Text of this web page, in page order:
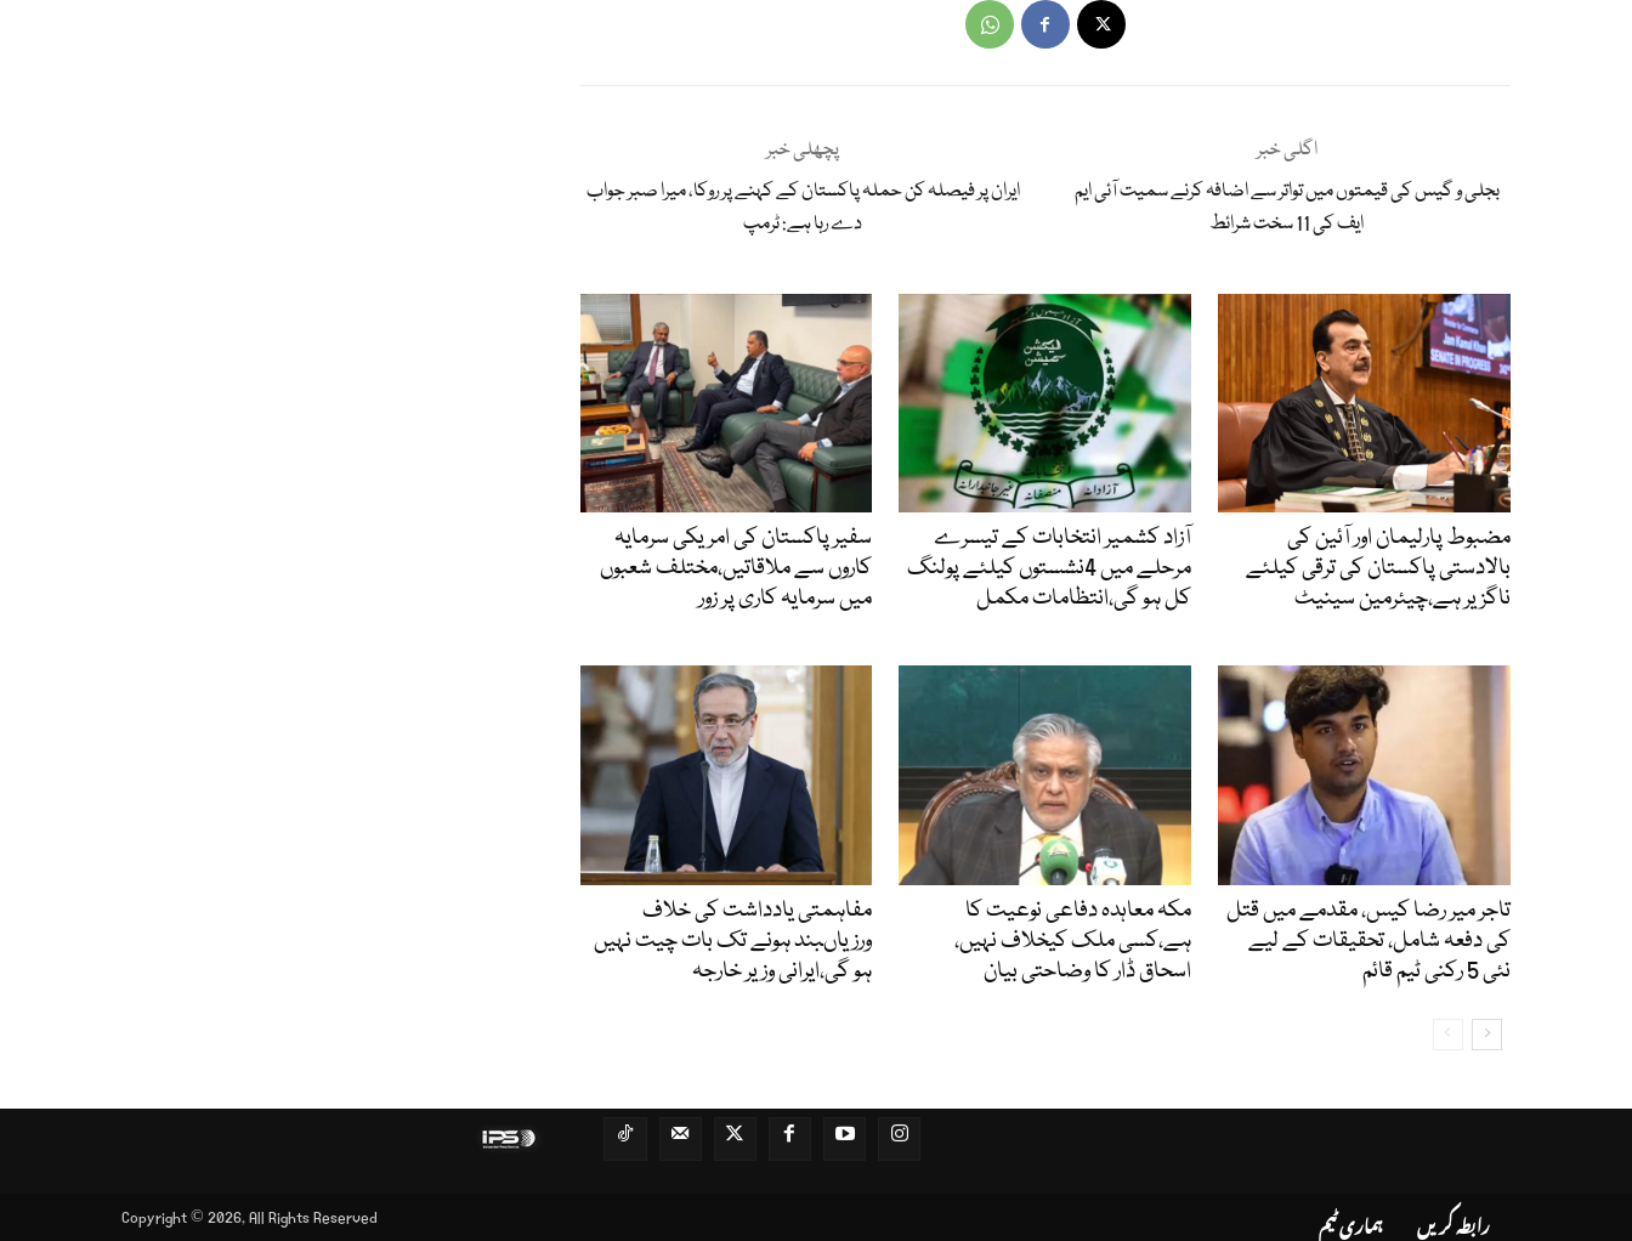
پچھلی خبر
ایران پر فیصلہ کن حملہ پاکستان کے کہنے پر روکا، میرا صبر جواب
دے رہا ہے: ٹرمپ
اگلی خبر
بجلی و گیس کی قیمتوں میں تواتر سے اضافہ کرنے سمیت آئی ایم
ایف کی 11 سخت شرائط
سفیر پاکستان کی امریکی سرمایہ
کاروں سے ملاقاتیں،مختلف شعبوں
میں سرمایہ کاری پر زور
آزاد کشمیر انتخابات کے تیسرے
مرحلے میں 4نشستوں کیلئے پولنگ
کل ہو گی،انتظامات مکمل
مضبوط پارلیمان اور آئین کی
بالادستی پاکستان کی ترقی کیلئے
ناگزیر ہے،چیئرمین سینیٹ
مفاہمتی یادداشت کی خلاف
ورزیاںبند ہونے تک بات چیت نہیں
ہو گی،ایرانی وزیر خارجہ
مکہ معاہدہ دفاعی نوعیت کا
ہے،کسی ملک کیخلاف نہیں،
اسحاق ڈار کا وضاحتی بیان
تاجر میر رضا کیس، مقدمے میں قتل
کی دفعہ شامل، تحقیقات کے لیے
نئی 5 رکنی ٹیم قائم
Copyright © 2026, All Rights Reserved رابطہ کریں ہماری ٹیم